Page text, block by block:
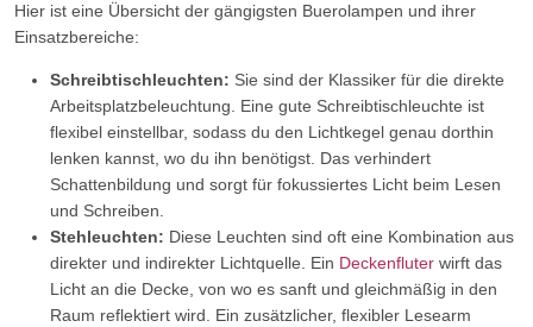
Hier ist eine Übersicht der gängigsten Buerolampen und ihrer
Einsatzbereiche:
Schreibtischleuchten: Sie sind der Klassiker für die direkte
Arbeitsplatzbeleuchtung. Eine gute Schreibtischleuchte ist
flexibel einstellbar, sodass du den Lichtkegel genau dorthin
lenken kannst, wo du ihn benötigst. Das verhindert
Schattenbildung und sorgt für fokussiertes Licht beim Lesen
und Schreiben.
Stehleuchten: Diese Leuchten sind oft eine Kombination aus
direkter und indirekter Lichtquelle. Ein Deckenfluter wirft das
Licht an die Decke, von wo es sanft und gleichmäßig in den
Raum reflektiert wird. Ein zusätzlicher, flexibler Lesearm